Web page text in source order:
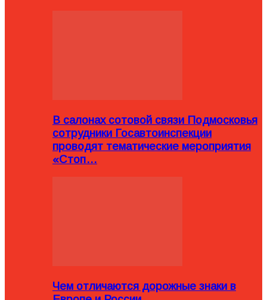
В салонах сотовой связи Подмосковья
сотрудники Госавтоинспекции
проводят тематические мероприятия
«Стоп…
Чем отличаются дорожные знаки в